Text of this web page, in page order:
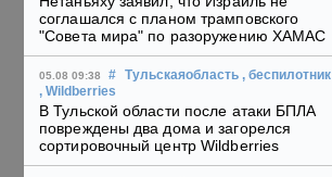
соглашался с планом трамповского
"Совета мира" по разоружению ХАМАС
05.08 09:38 # Тульскаяобласть , беспилотник
, Wildberries
В Тульской области после атаки БПЛА
повреждены два дома и загорелся
сортировочный центр Wildberries